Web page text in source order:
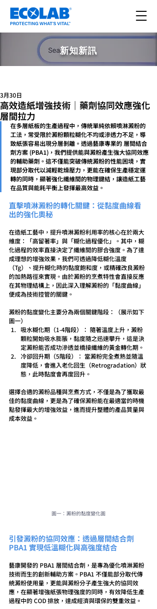
新知新訊
高效造紙增強技術｜藥劑協同效應強化
層間拉力
3月30日
在多層紙板的生產過程中，傳統單純依賴噴淋澱粉的
工法，常受限於澱粉顆粒糊化不均或滲透力不足，導
致紙張容易出現分層剝離。透過藝康專業的 層間結合
劑方案 (PBA1)，我們提供能與澱粉產生強大協同效應
的輔助藥劑。這不僅能突破傳統澱粉的性能困境，實
現部分取代以減輕乾燥壓力，更能在確保生產穩定運
轉的同時，顯著強化纖維間的物理鍵結，讓造紙工藝
在品質與能耗平衡上發揮最高效益。
直擊噴淋澱粉的轉化關鍵：從黏度曲線看
出的強化奧秘
在造紙工藝中，提升噴淋澱粉利用率的核心在於兩大
維度：「高留著率」與「糊化過程優化」。其中，糊
化過程的效率直接決定了纖維間的膠合強度。為了達
成理想的增強效果，我們可透過降低糊化溫度
（Tg）、提升糊化時的黏度飽和度，或精確改良澱粉
的加熱路徑來實現。由於澱粉的烹煮特性會直接反應
在其物理結構上，因此深入理解澱粉的「黏度曲線」
便成為技術控管的關鍵。
澱粉的黏度變化主要分為兩個關鍵階段：（展示如下
圖一）
吸水糊化期（1-4階段）： 隨著溫度上升，澱粉
顆粒開始吸水膨脹，黏度隨之迅速攀升，這是決
定澱粉能否成功滲透並橋接纖維的黃金轉化期。
冷卻回升期（5階段）： 當澱粉完全煮熟並隨溫
度降低，會進入老化回生（Retrogradation）狀
態，此時黏度會再度回升。
選擇合適的澱粉品種與烹煮方式，不僅是為了獲取最
佳的黏度曲線，更是為了確保澱粉能在最適當的時機
點發揮最大的增強效益，進而提升整體的產品質量與
成本效益。
圖一：澱粉的黏度變化圖
引發澱粉的協同效應：透過層間結合劑
PBA1 實現低溫糊化與高強度結合
藝康開發的 PBA1 層間結合劑，是專為優化噴淋澱粉
技術而生的創新輔助方案。PBA1 不僅能部分取代傳
統澱粉使用量，更能與澱粉分子產生強大的協同效
應，在顯著增強紙張物理強度的同時，有效降低生產
過程中的 COD 排放，達成經濟與環保的雙重效益。